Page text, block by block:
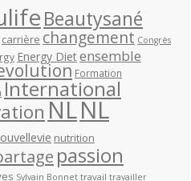
Beautysané
carrière changement Congrès
Energy Dietensemble
Formation
International
NLNL
nutrition
passion
Sylvain Bonnet travail travailler